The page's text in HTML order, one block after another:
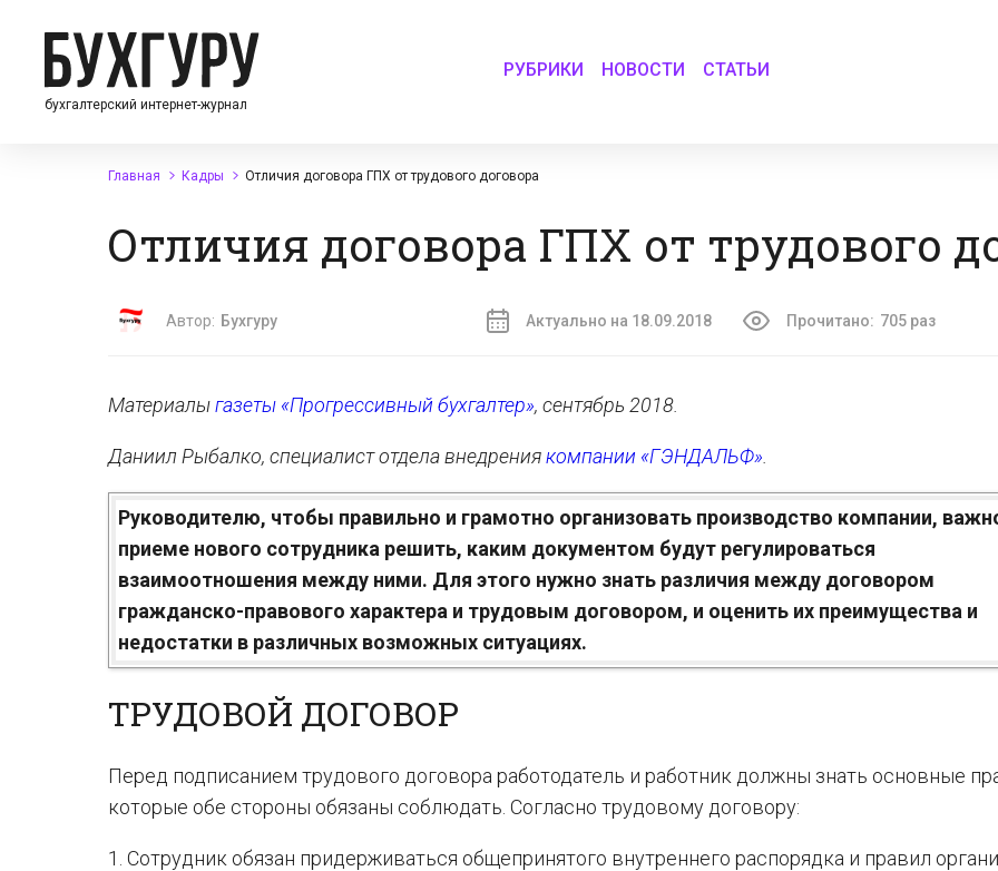
бухгалтерский интернет-журнал
РУБРИКИ НОВОСТИ СТАТЬИ
Главная Кадры Отличия договора ГПХ от трудового договора
Отличия договора ГПХ от трудового
Автор: Бухгуру Актуально на 18.09.2018 Прочитано: 705 раз
Материалыгазеты «Прогрессивный бухгалтер», сентябрь 2018.
Даниил Рыбалко, специалист отдела внедрениякомпании «ГЭНДАЛЬФ»
Руководителю, чтобы правильно и грамотно организовать производство компании,
приеме нового сотрудника решить, каким документом будут регулироваться
взаимоотношения между ними. Для этого нужно знать различия между договором
гражданско-правового характера и трудовым договором, и оценить их преимущества и
недостатки в различных возможных ситуациях.
ТРУДОВОЙ ДОГОВОР
Перед подписанием трудового договора работодатель и работник должны знать основные
которые обе стороны обязаны соблюдать. Согласно трудовому договору:
1. Сотрудник обязан придерживаться общепринятого внутреннего распорядка и правил